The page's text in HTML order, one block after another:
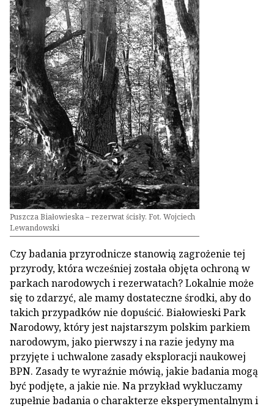
Puszcza Białowieska – rezerwat ścisły. Fot. Wojciech
Lewandowski
Czy badania przyrodnicze stanowią zagrożenie tej
przyrody, która wcześniej została objęta ochroną w
parkach narodowych i rezerwatach? Lokalnie może
się to zdarzyć, ale mamy dostateczne środki, aby do
takich przypadków nie dopuścić. Białowieski Park
Narodowy, który jest najstarszym polskim parkiem
narodowym, jako pierwszy i na razie jedyny ma
przyjęte i uchwalone zasady eksploracji naukowej
BPN. Zasady te wyraźnie mówią, jakie badania mogą
być podjęte, a jakie nie. Na przykład wykluczamy
zupełnie badania o charakterze eksperymentalnym i